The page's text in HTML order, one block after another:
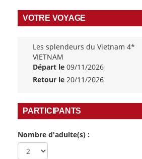
VOTRE VOYAGE
Les splendeurs du Vietnam 4*
VIETNAM
Départ le 09/11/2026
Retour le 20/11/2026
PARTICIPANTS
Nombre d'adulte(s) :